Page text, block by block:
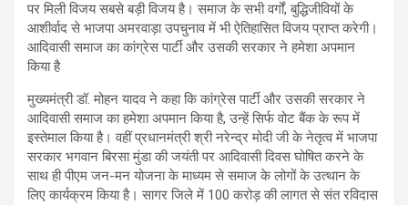
पर मिली विजय सबसे बड़ी विजय है। समाज के सभी वर्गों, बुद्धिजीवियों के
आशीर्वाद से भाजपा अमरवाड़ा उपचुनाव में भी ऐतिहासित विजय प्राप्त करेगी।
आदिवासी समाज का कांग्रेस पार्टी और उसकी सरकार ने हमेशा अपमान
किया है
मुख्यमंत्री डॉ. मोहन यादव ने कहा कि कांग्रेस पार्टी और उसकी सरकार ने
आदिवासी समाज का हमेशा अपमान किया है, उन्हें सिर्फ वोट बैंक के रूप में
इस्तेमाल किया है। वहीं प्रधानमंत्री श्री नरेन्द्र मोदी जी के नेतृत्व में भाजपा
सरकार भगवान बिरसा मुंडा की जयंती पर आदिवासी दिवस घोषित करने के
साथ ही पीएम जन-मन योजना के माध्यम से समाज के लोगों के उत्थान के
लिए कार्यक्रम किया है। सागर जिले में 100 करोड़ की लागत से संत रविदास